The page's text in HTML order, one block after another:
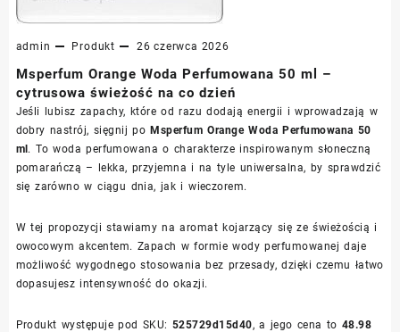
admin Produkt 26 czerwca 2026
Msperfum Orange Woda Perfumowana 50 ml –
cytrusowa świeżość na co dzień
Jeśli lubisz zapachy, które od razu dodają energii i wprowadzają w
dobry nastrój, sięgnij poMsperfum Orange Woda Perfumowana 50
ml. To woda perfumowana o charakterze inspirowanym słoneczną
pomarańczą – lekka, przyjemna i na tyle uniwersalna, by sprawdzić
się zarówno w ciągu dnia, jak i wieczorem.
W tej propozycji stawiamy na aromat kojarzący się ze świeżością i
owocowym akcentem. Zapach w formie wody perfumowanej daje
możliwość wygodnego stosowania bez przesady, dzięki czemu łatwo
dopasujesz intensywność do okazji.
Produkt występuje pod SKU: 525729d15d40, a jego cena to 48.98